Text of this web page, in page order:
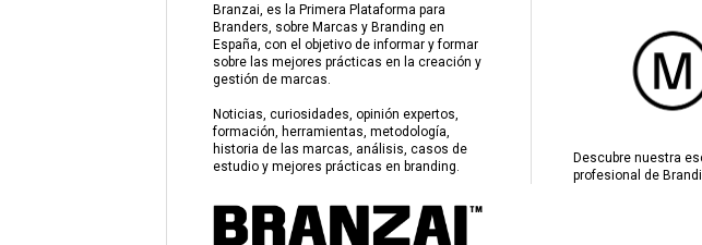
Branzai, es la Primera Plataforma para
Branders, sobre Marcas y Branding en
España, con el objetivo de informar y formar
sobre las mejores prácticas en la creación y
gestión de marcas.
Noticias, curiosidades, opinión expertos,
formación, herramientas, metodología,
historia de las marcas, análisis, casos de
estudio y mejores prácticas en branding.
Descubre nuestra
profesional de